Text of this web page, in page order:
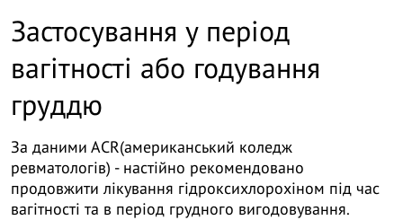
Застосування у період
вагітності або годування
груддю
За даними АСR(американський коледж
ревматологів) - настійно рекомендовано
продовжити лікування гідроксихлорохіном під час
вагітності та в період грудного вигодовування.